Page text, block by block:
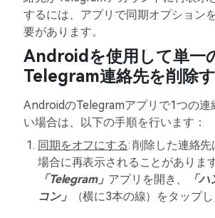
するには、アプリで同期オプション
要があります。
Androidを使用して単一
Telegram連絡先を削除
AndroidのTelegramアプリで1つの連
い場合は、以下の手順を行います：
同期をオフにする: 削除した連絡
場合に再表示されることがあります
「Telegram」 アプリを開き、
「
コン」
（横に3本の線）をタップし